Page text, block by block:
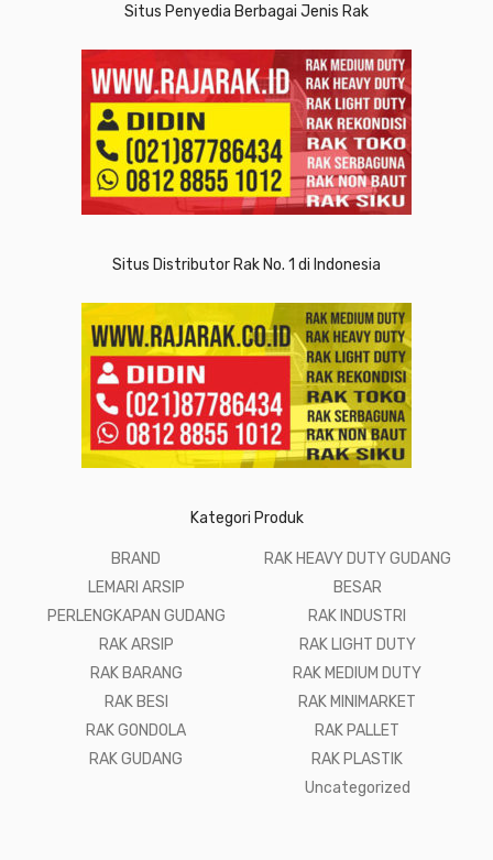
Situs Penyedia Berbagai Jenis Rak
Situs Distributor Rak No. 1 di Indonesia
Kategori Produk
BRAND
LEMARI ARSIP
PERLENGKAPAN GUDANG
RAK ARSIP
RAK BARANG
RAK BESI
RAK GONDOLA
RAK GUDANG
RAK HEAVY DUTY GUDANG
BESAR
RAK INDUSTRI
RAK LIGHT DUTY
RAK MEDIUM DUTY
RAK MINIMARKET
RAK PALLET
RAK PLASTIK
Uncategorized